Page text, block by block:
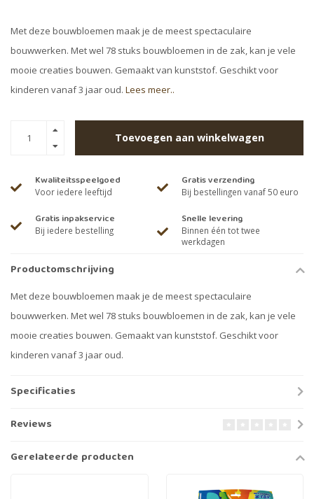
Met deze bouwbloemen maak je de meest spectaculaire
bouwwerken. Met wel 78 stuks bouwbloemen in de zak, kan je vele
mooie creaties bouwen. Gemaakt van kunststof. Geschikt voor
kinderen vanaf 3 jaar oud. Lees meer..
Toevoegen aan winkelwagen
Kwaliteitsspeelgoed
Voor iedere leeftijd
Gratis verzending
Bij bestellingen vanaf 50 euro
Gratis inpakservice
Bij iedere bestelling
Snelle levering
Binnen één tot twee
werkdagen
Productomschrijving
Met deze bouwbloemen maak je de meest spectaculaire
bouwwerken. Met wel 78 stuks bouwbloemen in de zak, kan je vele
mooie creaties bouwen. Gemaakt van kunststof. Geschikt voor
kinderen vanaf 3 jaar oud.
Specificaties
Reviews
Gerelateerde producten